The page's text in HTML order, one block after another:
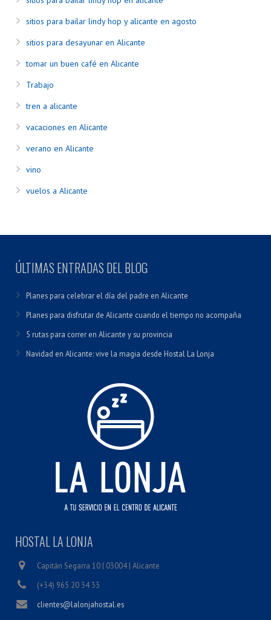
sitios para bailar lindy hop y alicante en agosto
sitios para desayunar en Alicante
tomar un buen café en Alicante
Trabajo
tren a alicante
vacaciones en Alicante
verano en Alicante
vino
vuelos a Alicante
ÚLTIMAS ENTRADAS DEL BLOG
Planes para celebrar el día del padre en Alicante
Planes para disfrutar de Alicante cuando el tiempo no acompaña
5 rutas para correr en Alicante y su provincia
Navidad en Alicante: vive la magia desde Hostal La Lonja
HOSTAL LA LONJA
Capitán Segarra 10 | 03004 | Alicante
(+34) 965 20 34 33
clientes@lalonjahostal.es